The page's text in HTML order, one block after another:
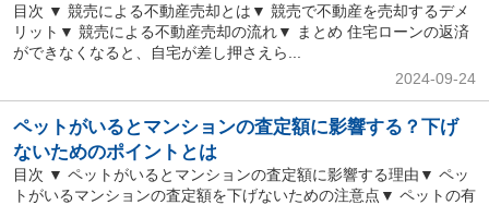
目次 ▼ 競売による不動産売却とは▼ 競売で不動産を売却するデメ
リット▼ 競売による不動産売却の流れ▼ まとめ 住宅ローンの返済
ができなくなると、自宅が差し押さえら...
2024-09-24
ペットがいるとマンションの査定額に影響する？下げ
ないためのポイントとは
目次 ▼ ペットがいるとマンションの査定額に影響する理由▼ ペッ
トがいるマンションの査定額を下げないための注意点▼ ペットの有